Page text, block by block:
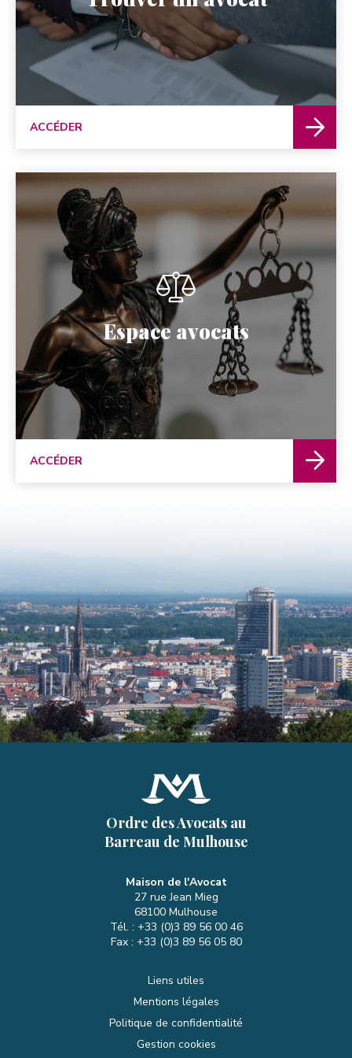
ACCÉDER
Espace avocats
ACCÉDER
Ordre des Avocats au
Barreau de Mulhouse
Maison de l'Avocat
27 rue Jean Mieg
68100 Mulhouse
Tél. : +33 (0)3 89 56 00 46
Fax : +33 (0)3 89 56 05 80
Liens utiles
Mentions légales
Politique de confidentialité
Gestion cookies